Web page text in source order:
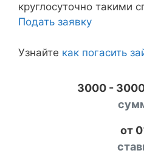
круглосуточно такими
Подать заявку
Узнайте как погасить
3000 -
от